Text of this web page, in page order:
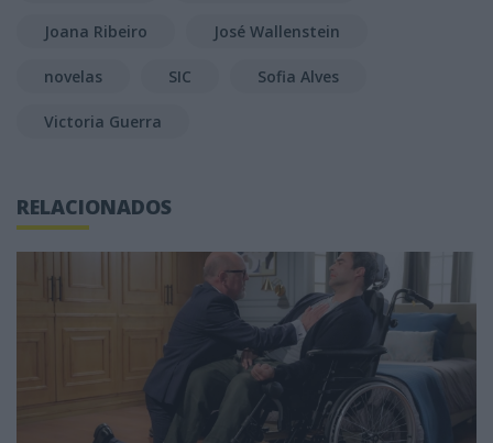
Joana Ribeiro José Wallenstein
novelas SIC Sofia Alves
Victoria Guerra
RELACIONADOS